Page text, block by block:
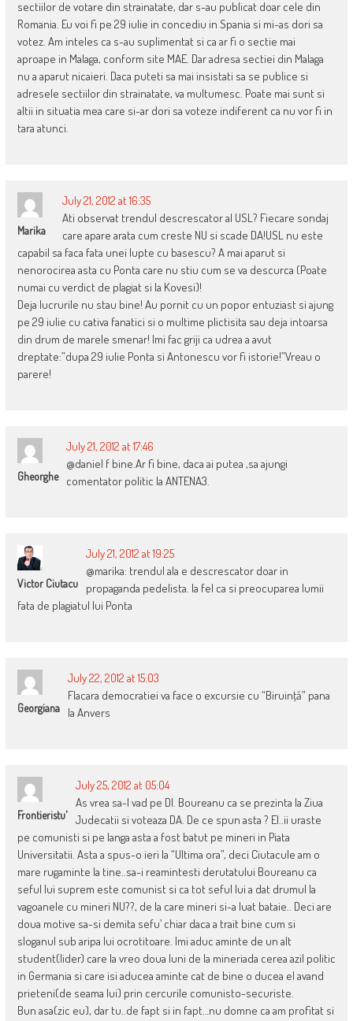
sectiilor de votare din strainatate, dar s-au publicat doar cele din
Romania. Eu voi fi pe 29 iulie in concediu in Spania si mi-as dori sa
votez. Am inteles ca s-au suplimentat si ca ar fi o sectie mai
aproape in Malaga, conform site MAE. Dar adresa sectiei din Malaga
nu a aparut nicaieri. Daca puteti sa mai insistati sa se publice si
adresele sectiilor din strainatate, va multumesc. Poate mai sunt si
altii in situatia mea care si-ar dori sa voteze indiferent ca nu vor fi in
tara atunci.
Marika
July 21, 2012 at 16:35
Ati observat trendul descrescator al USL? Fiecare sondaj
care apare arata cum creste NU si scade DA!USL nu este
capabil sa faca fata unei lupte cu basescu? A mai aparut si
nenorocirea asta cu Ponta care nu stiu cum se va descurca (Poate
numai cu verdict de plagiat si la Kovesi)!
Deja lucrurile nu stau bine! Au pornit cu un popor entuziast si ajung
pe 29 iulie cu cativa fanatici si o multime plictisita sau deja intoarsa
din drum de marele smenar! Imi fac griji ca udrea a avut
dreptate:”dupa 29 iulie Ponta si Antonescu vor fi istorie!”Vreau o
parere!
Gheorghe
July 21, 2012 at 17:46
@daniel f bine.Ar fi bine, daca ai putea ,sa ajungi
comentator politic la ANTENA3.
Victor Ciutacu
July 21, 2012 at 19:25
@marika: trendul ala e descrescator doar in
propaganda pedelista. la fel ca si preocuparea lumii
fata de plagiatul lui Ponta
Georgiana
July 22, 2012 at 15:03
Flacara democratiei va face o excursie cu “Biruinţă” pana
la Anvers
Frontieristu'
July 25, 2012 at 05:04
As vrea sa-l vad pe Dl. Boureanu ca se prezinta la Ziua
Judecatii si voteaza DA. De ce spun asta ? El..ii uraste
pe comunisti si pe langa asta a fost batut pe mineri in Piata
Universitatii. Asta a spus-o ieri la “Ultima ora”, deci Ciutacule am o
mare rugaminte la tine..sa-i reamintesti derutatului Boureanu ca
seful lui suprem este comunist si ca tot seful lui a dat drumul la
vagoanele cu mineri NU??, de la care mineri si-a luat bataie.. Deci are
doua motive sa-si demita sefu’ chiar daca a trait bine cum si
sloganul sub aripa lui ocrotitoare. Imi aduc aminte de un alt
student(lider) care la vreo doua luni de la mineriada cerea azil politic
in Germania si care isi aducea aminte cat de bine o ducea el avand
prieteni(de seama lui) prin cercurile comunisto-securiste.
Bun asa(zic eu), dar tu..de fapt si in fapt…nu domne ca am profitat si